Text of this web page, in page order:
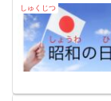
しゅくじつ